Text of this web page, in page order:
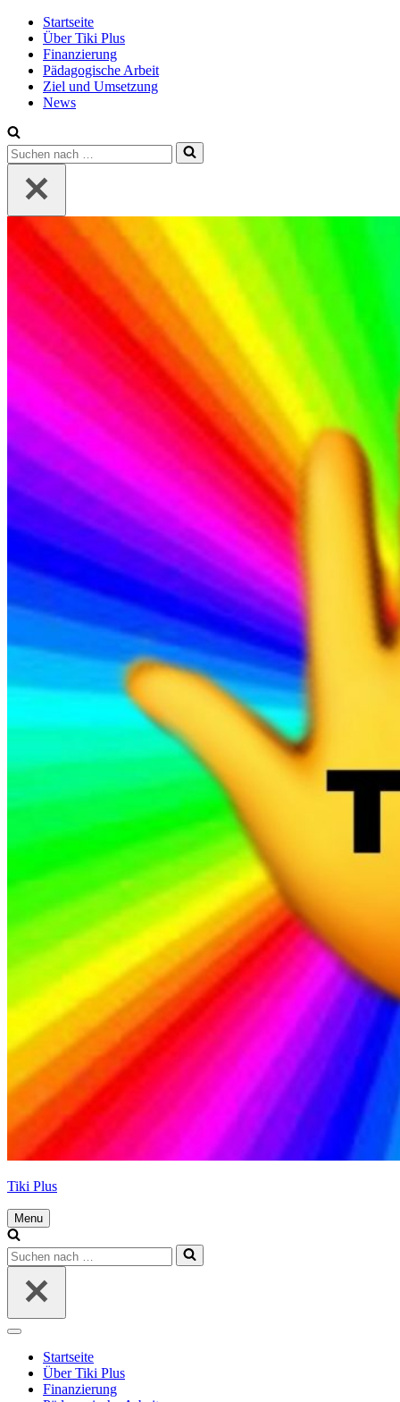
Startseite
Über Tiki Plus
Finanzierung
Pädagogische Arbeit
Ziel und Umsetzung
News
Suchen
nach …
Tiki Plus
Menu
Navigations-
Menü
Suchen
nach …
Navigations-
Startseite
Über Tiki Plus
Finanzierung